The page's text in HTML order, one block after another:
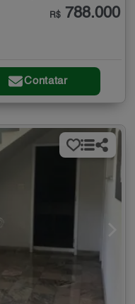
R$ 788.000
Contatar